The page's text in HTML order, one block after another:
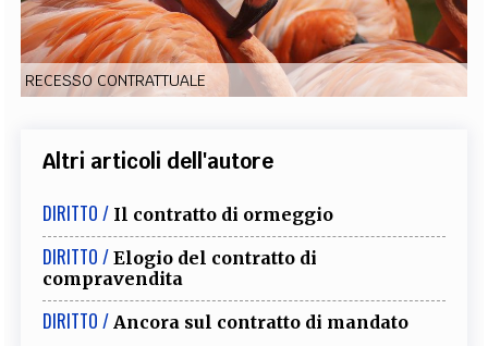
EXTRA
CODICI RUBRICHE LIBRI PROCEEDINGS PUBBLICITÀ CONTATTI
RECESSO CONTRATTUALE
Altri articoli dell'autore
DIRITTO / Il contratto di ormeggio
DIRITTO / Elogio del contratto di
compravendita
DIRITTO / Ancora sul contratto di mandato